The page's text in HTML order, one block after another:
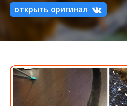
открыть оригинал